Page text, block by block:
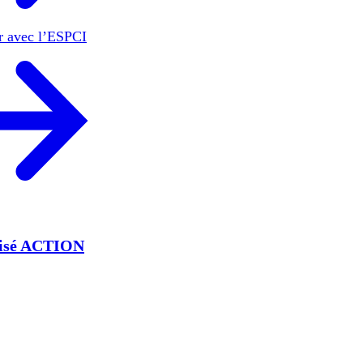
avec l’ESPCI
ACTION